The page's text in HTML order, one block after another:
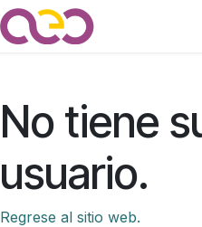
No tiene
usuario.
Regrese al sitio web.